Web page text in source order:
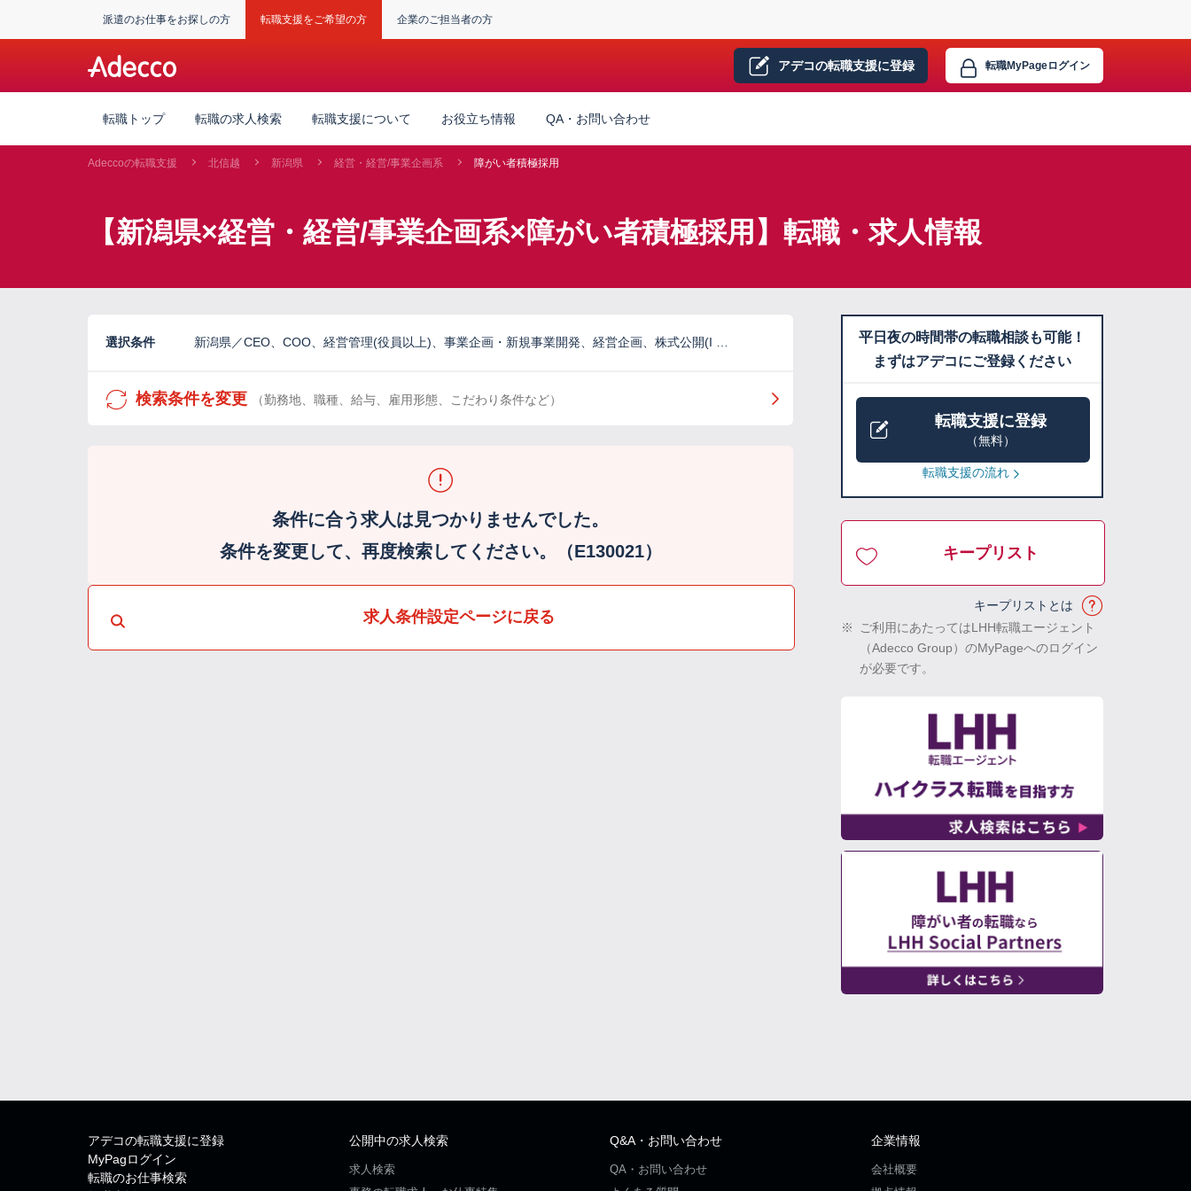
派遣のお仕事をお探しの方 転職支援をご希望の方 企業のご担当者の方
アデコの転職支援に登録 転職MyPageログイン
転職トップ 転職の求人検索 転職支援について お役立ち情報 QA・お問い合わせ
Adeccoの転職支援 北信越 新潟県 経営・経営/事業企画系 障がい者積極採用
【新潟県×経営・経営/事業企画系×障がい者積極採用】転職・求人情報
選択条件 新潟県／CEO、COO、経営管理(役員以上)、事業企画・新規事業開発、経営企画、株式公開(I …
検索条件を変更 （勤務地、職種、給与、雇用形態、こだわり条件など）
条件に合う求人は見つかりませんでした。
条件を変更して、再度検索してください。（E130021）
求人条件設定ページに戻る
平日夜の時間帯の転職相談も可能！
まずはアデコにご登録ください
転職支援に登録
（無料）
転職支援の流れ
キープリスト
キープリストとは
※
ご利用にあたってはLHH転職エージェント
（Adecco Group）のMyPageへのログイン
が必要です。
アデコの転職支援に登録
MyPagログイン
転職のお仕事検索
公開中の求人検索
求人検索
Q&A・お問い合わせ
QA・お問い合わせ
企業情報
会社概要